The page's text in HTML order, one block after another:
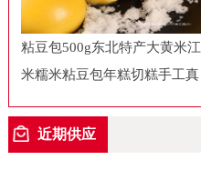
粘豆包500g东北特产大黄米江
米糯米粘豆包年糕切糕手工真
近期供应